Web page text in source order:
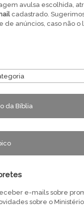
avulsa escolhida,
cadastrado.
de anúncios, caso não
da Bíblia
e-mails sobre
sobre o Ministério